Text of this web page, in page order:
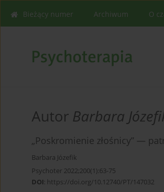
Bieżący numer Archiwum O
Autor Barbara
„Poskromienie złośnicy” —
Barbara Józefik
Psychoter 2022;200(1):63-75
DOI: https://doi.org/10.12740/PT/147032